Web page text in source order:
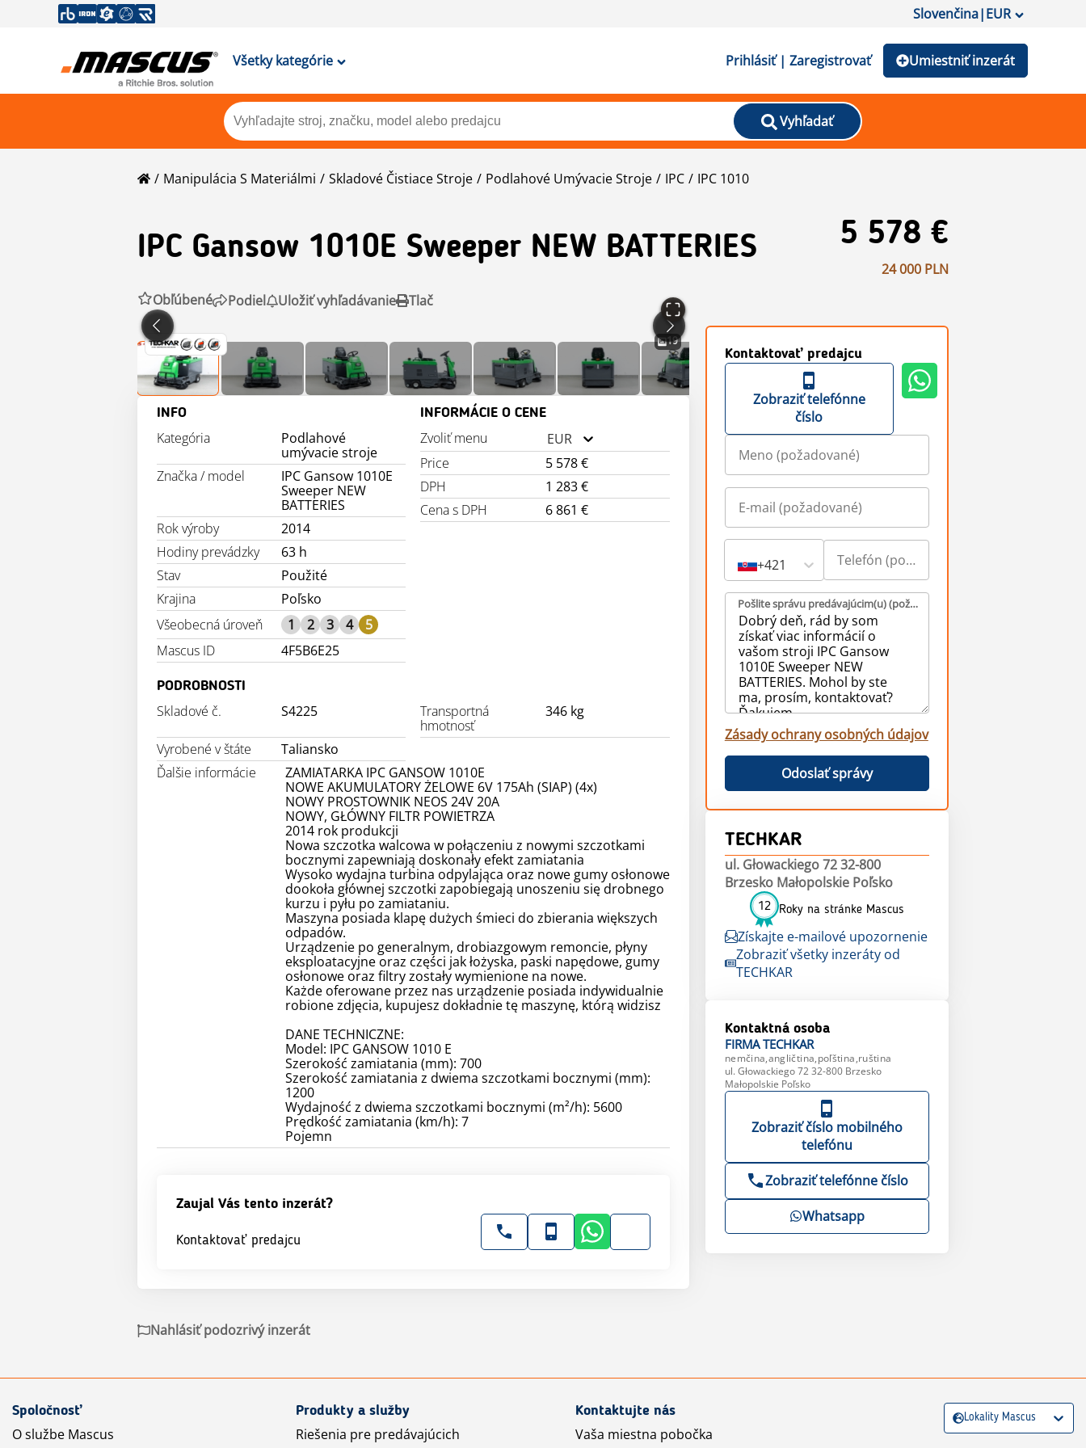
Slovenčina|EUR
Všetky kategórie Prihlásiť | Zaregistrovať Umiestniť inzerát
Vyhľadať
Manipulácia S Materiálmi Skladové Čistiace Stroje Podlahové Umývacie Stroje IPC IPC 1010
IPC Gansow 1010E Sweeper NEW BATTERIES 5 578 €
24 000 PLN
Obľúbené
Podiel Uložiť vyhľadávanie Tlač
19
INFO
Kategória
Podlahové
umývacie stroje
Značka / model
IPC Gansow 1010E
Sweeper NEW
BATTERIES
Rok výroby
2014
Hodiny prevádzky
63 h
Stav
Použité
Krajina
Poľsko
Všeobecná úroveň
1 2 3 4
5
Mascus ID
4F5B6E25
INFORMÁCIE O CENE
Zvoliť menu
EUR
Price
5 578 €
DPH
1 283 €
Cena s DPH
6 861 €
PODROBNOSTI
Skladové č. S4225
Transportná
hmotnosť
346 kg
Vyrobené v štáte
Taliansko
Ďalšie informácie
ZAMIATARKA IPC GANSOW 1010E
NOWE AKUMULATORY ŻELOWE 6V 175Ah (SIAP) (4x)
NOWY PROSTOWNIK NEOS 24V 20A
NOWY, GŁÓWNY FILTR POWIETRZA
2014 rok produkcji
Nowa szczotka walcowa w połączeniu z nowymi szczotkami
bocznymi zapewniają doskonały efekt zamiatania
Wysoko wydajna turbina odpylająca oraz nowe gumy osłonowe
dookoła głównej szczotki zapobiegają unoszeniu się drobnego
kurzu i pyłu po zamiataniu.
Maszyna posiada klapę dużych śmieci do zbierania większych
odpadów.
Urządzenie po generalnym, drobiazgowym remoncie, płyny
eksploatacyjne oraz części jak łożyska, paski napędowe, gumy
osłonowe oraz filtry zostały wymienione na nowe.
Każde oferowane przez nas urządzenie posiada indywidualnie
robione zdjęcia, kupujesz dokładnie tę maszynę, którą widzisz
DANE TECHNICZNE:
Model: IPC GANSOW 1010 E
Szerokość zamiatania (mm): 700
Szerokość zamiatania z dwiema szczotkami bocznymi (mm):
1200
Wydajność z dwiema szczotkami bocznymi (m²/h): 5600
Prędkość zamiatania (km/h): 7
Pojemn
Zaujal Vás tento inzerát?
Kontaktovať predajcu
Kontaktovať predajcu
Zobraziť telefónne
číslo
+421
Pošlite správu predávajúcim(u) (požadované)
Zásady ochrany osobných údajov
Odoslať správy
TECHKAR
ul. Głowackiego 72 32-800
Brzesko Małopolskie Poľsko
12 Roky na stránke Mascus
Získajte e-mailové upozornenie
Zobraziť všetky inzeráty od
TECHKAR
Kontaktná osoba
FIRMA TECHKAR
nemčina,angličtina,poľština,ruština
ul. Głowackiego 72 32-800 Brzesko
Małopolskie Poľsko
Zobraziť číslo mobilného
telefónu
Zobraziť telefónne číslo
Whatsapp
Nahlásiť podozrivý inzerát
Spoločnosť
O službe Mascus
Produkty a služby
Riešenia pre predávajúcich
Kontaktujte nás
Vaša miestna pobočka
Lokality Mascus